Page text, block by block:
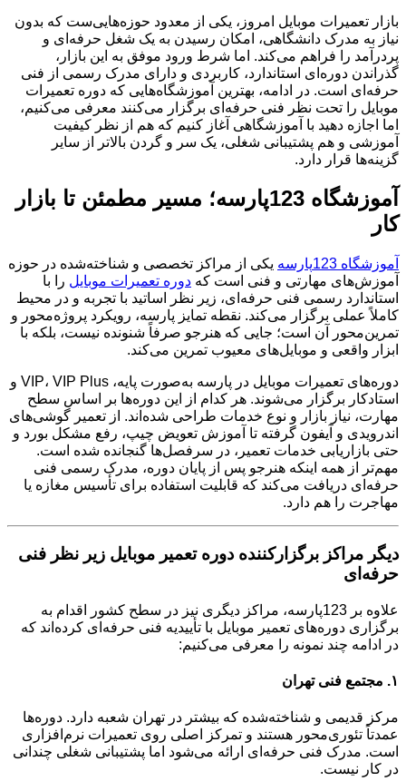
بازار تعمیرات موبایل امروز، یکی از معدود حوزه‌هایی‌ست که بدون
نیاز به مدرک دانشگاهی، امکان رسیدن به یک شغل حرفه‌ای و
پردرآمد را فراهم می‌کند. اما شرط ورود موفق به این بازار،
گذراندن دوره‌ای استاندارد، کاربردی و دارای مدرک رسمی از فنی
حرفه‌ای است. در ادامه، بهترین آموزشگاه‌هایی که دوره تعمیرات
موبایل را تحت نظر فنی حرفه‌ای برگزار می‌کنند معرفی می‌کنیم،
اما اجازه دهید با آموزشگاهی آغاز کنیم که هم از نظر کیفیت
آموزشی و هم پشتیبانی شغلی، یک سر و گردن بالاتر از سایر
گزینه‌ها قرار دارد.
آموزشگاه 123پارسه؛ مسیر مطمئن تا بازار
کار
آموزشگاه 123پارسه
یکی از مراکز تخصصی و شناخته‌شده در حوزه
آموزش‌های مهارتی و فنی است که دوره تعمیرات موبایل را با
استاندارد رسمی فنی حرفه‌ای، زیر نظر اساتید با تجربه و در محیط
کاملاً عملی برگزار می‌کند. نقطه تمایز پارسه، رویکرد پروژه‌محور و
تمرین‌محور آن است؛ جایی که هنرجو صرفاً شنونده نیست، بلکه با
ابزار واقعی و موبایل‌های معیوب تمرین می‌کند.
دوره‌های تعمیرات موبایل در پارسه به‌صورت پایه، VIP، VIP Plus و
استادکار برگزار می‌شوند. هر کدام از این دوره‌ها بر اساس سطح
مهارت، نیاز بازار و نوع خدمات طراحی شده‌اند. از تعمیر گوشی‌های
اندرویدی و آیفون گرفته تا آموزش تعویض چیپ، رفع مشکل بورد و
حتی بازاریابی خدمات تعمیر، در سرفصل‌ها گنجانده شده است.
مهم‌تر از همه اینکه هنرجو پس از پایان دوره، مدرک رسمی فنی
حرفه‌ای دریافت می‌کند که قابلیت استفاده برای تأسیس مغازه یا
مهاجرت را هم دارد.
دیگر مراکز برگزارکننده دوره تعمیر موبایل زیر نظر فنی
حرفه‌ای
علاوه بر 123پارسه، مراکز دیگری نیز در سطح کشور اقدام به
برگزاری دوره‌های تعمیر موبایل با تأییدیه فنی حرفه‌ای کرده‌اند که
در ادامه چند نمونه را معرفی می‌کنیم:
۱. مجتمع فنی تهران
مرکز قدیمی و شناخته‌شده که بیشتر در تهران شعبه دارد. دوره‌ها
عمدتاً تئوری‌محور هستند و تمرکز اصلی روی تعمیرات نرم‌افزاری
است. مدرک فنی حرفه‌ای ارائه می‌شود اما پشتیبانی شغلی چندانی
در کار نیست.